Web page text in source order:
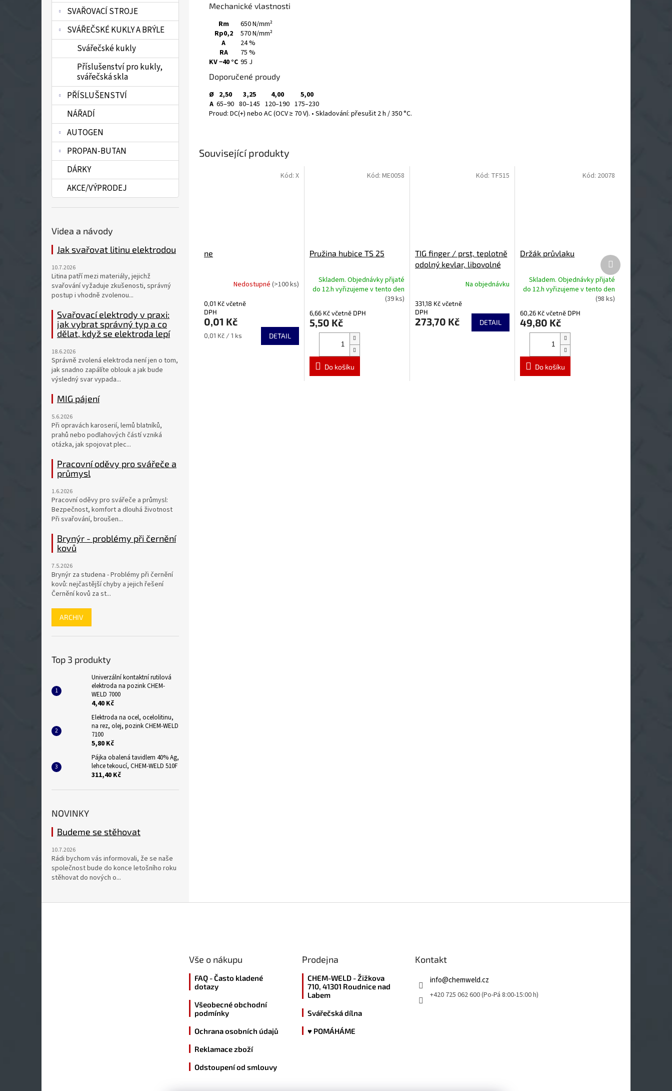
SVAŘOVACÍ STROJE
SVÁŘEČSKÉ KUKLY A BRÝLE
Svářečské kukly
Příslušenství pro kukly,
svářečská skla
PŘÍSLUŠENSTVÍ
NÁŘADÍ
AUTOGEN
PROPAN-BUTAN
DÁRKY
AKCE/VÝPRODEJ
Videa a návody
Jak svařovat litinu elektrodou
10.7.2026
Litina patří mezi materiály, jejichž
svařování vyžaduje zkušenosti, správný
postup i vhodně zvolenou...
Svařovací elektrody v praxi:
jak vybrat správný typ a co
dělat, když se elektroda lepí
18.6.2026
Správně zvolená elektroda není jen o tom,
jak snadno zapálíte oblouk a jak bude
výsledný svar vypada...
MIG pájení
5.6.2026
Při opravách karoserií, lemů blatníků,
prahů nebo podlahových částí vzniká
otázka, jak spojovat plec...
Pracovní oděvy pro svářeče a
průmysl
1.6.2026
Pracovní oděvy pro svářeče a průmysl:
Bezpečnost, komfort a dlouhá životnost
Při svařování, broušen...
Brynýr - problémy při černění
kovů
7.5.2026
Brynýr za studena - Problémy při černění
kovů: nejčastější chyby a jejich řešení
Černění kovů za st...
ARCHIV
Top 3 produkty
Univerzální kontaktní rutilová
elektroda na pozink CHEM-
WELD 7000
4,40 Kč
Elektroda na ocel, ocelolitinu,
na rez, olej, pozink CHEM-WELD
7100
5,80 Kč
Pájka obalená tavidlem 40% Ag,
lehce tekoucí, CHEM-WELD 510F
311,40 Kč
NOVINKY
Budeme se stěhovat
10.7.2026
Rádi bychom vás informovali, že se naše
společnost bude do konce letošního roku
stěhovat do nových o...
Mechanické vlastnosti
Rm
650 N/mm²
Rp0,2
570 N/mm²
A
24 %
RA
75 %
KV −40 °C 95 J
Doporučené proudy
Ø 2,50 3,25 4,00
5,00
A 65–90 80–145 120–190 175–230
Proud: DC(+) nebo AC (OCV ≥ 70 V). • Skladování: přesušit 2 h / 350 °C.
Související produkty
ne
Nedostupné (>100 ks)
0,01 Kč včetně
DPH
0,01 Kč
Měrná
0,01 Kč / 1 ks DETAIL
Kód: X
Pružina hubice TS 25
Skladem. Objednávky přijaté
do 12.h vyřizujeme v tento den
(39 ks)
6,66 Kč včetně DPH
5,50 Kč
Do košíku
Kód: ME0058
TIG finger / prst, teplotně
odolný kevlar, libovolné
lepší oporu rukyNa objednávku
331,18 Kč včetně
DPH
273,70 Kč DETAIL
Kód: TF515
Držák průvlaku
Skladem. Objednávky přijaté
do 12.h vyřizujeme v tento den
(98 ks)
60,26 Kč včetně DPH
49,80 Kč
Do košíku
Kód: 20078
Další
produkt
Vše o nákupu
FAQ - Často kladené
dotazy
Všeobecné obchodní
podmínky
Ochrana osobních údajů
Reklamace zboží
Odstoupení od smlouvy
Prodejna
CHEM-WELD - Žižkova
710, 41301 Roudnice nad
Labem
Svářečská dílna
♥ POMÁHÁME
Kontakt
info@chemweld.cz
+420 725 062 600 (Po-Pá 8:00-15:00 h)